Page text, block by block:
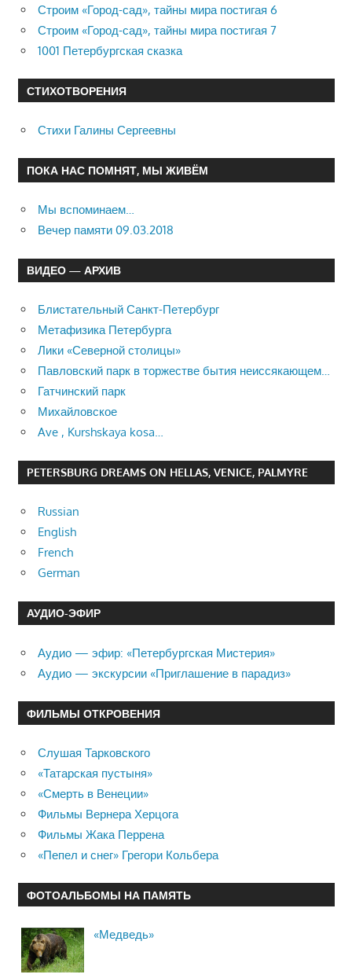
Строим «Город-сад», тайны мира постигая 6
Строим «Город-сад», тайны мира постигая 7
1001 Петербургская сказка
СТИХОТВОРЕНИЯ
Стихи Галины Сергеевны
ПОКА НАС ПОМНЯТ, МЫ ЖИВЁМ
Мы вспоминаем…
Вечер памяти 09.03.2018
ВИДЕО — АРХИВ
Блистательный Санкт-Петербург
Метафизика Петербурга
Лики «Северной столицы»
Павловский парк в торжестве бытия неиссякающем…
Гатчинский парк
Михайловское
Ave , Kurshskaya kosa…
PETERSBURG DREAMS ON HELLAS, VENICE, PALMYRE
Russian
English
French
German
АУДИО-ЭФИР
Аудио — эфир: «Петербургская Мистерия»
Аудио — экскурсии «Приглашение в парадиз»
ФИЛЬМЫ ОТКРОВЕНИЯ
Слушая Тарковского
«Татарская пустыня»
«Смерть в Венеции»
Фильмы Вернера Херцога
Фильмы Жака Перрена
«Пепел и снег» Грегори Кольбера
ФОТОАЛЬБОМЫ НА ПАМЯТЬ
«Медведь»